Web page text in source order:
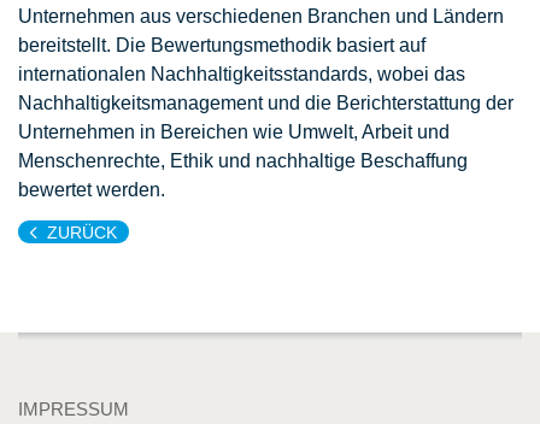
Unternehmen aus verschiedenen Branchen und Ländern
bereitstellt. Die Bewertungsmethodik basiert auf
internationalen Nachhaltigkeitsstandards, wobei das
Nachhaltigkeitsmanagement und die Berichterstattung der
Unternehmen in Bereichen wie Umwelt, Arbeit und
Menschenrechte, Ethik und nachhaltige Beschaffung
bewertet werden.
ZURÜCK
IMPRESSUM